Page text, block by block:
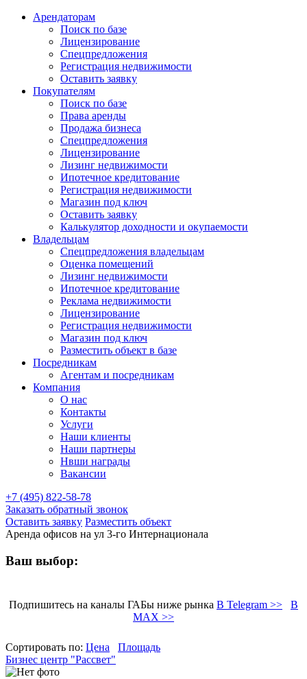
Арендаторам
Поиск по базе
Лицензирование
Спецпредложения
Регистрация недвижимости
Оставить заявку
Покупателям
Поиск по базе
Права аренды
Продажа бизнеса
Спецпредложения
Лицензирование
Лизинг недвижимости
Ипотечное кредитование
Регистрация недвижимости
Магазин под ключ
Оставить заявку
Калькулятор доходности и окупаемости
Владельцам
Спецпредложения владельцам
Оценка помещений
Лизинг недвижимости
Ипотечное кредитование
Реклама недвижимости
Лицензирование
Регистрация недвижимости
Магазин под ключ
Разместить объект в базе
Посредникам
Агентам и посредникам
Компания
О нас
Контакты
Услуги
Наши клиенты
Наши партнеры
Нвши награды
Вакансии
+7 (495) 822-58-78
Заказать обратный звонок
Оставить заявку Разместить объект
Аренда офисов на ул 3-го Интернационала
Ваш выбор:
Подпишитесь на каналы ГАБы ниже рынка В Telegram >>
В
MAX >>
Сортировать по: Цена
Площадь
Бизнес центр "Рассвет"